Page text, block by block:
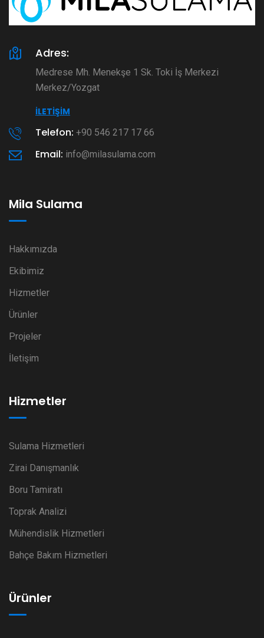
Adres:
Medrese Mh. Menekşe 1 Sk. Toki İş Merkezi
Merkez/Yozgat
İLETIŞIM
Telefon: +90 546 217 17 66
Email: info@milasulama.com
Mila Sulama
Hakkımızda
Ekibimiz
Hizmetler
Ürünler
Projeler
İletişim
Hizmetler
Sulama Hizmetleri
Zirai Danışmanlık
Boru Tamiratı
Toprak Analizi
Mühendislik Hizmetleri
Bahçe Bakım Hizmetleri
Ürünler